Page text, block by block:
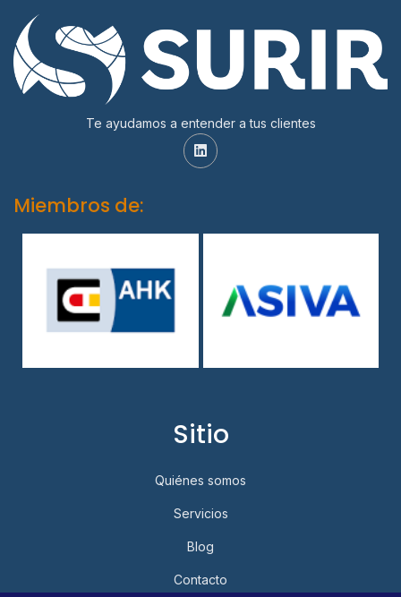
Te ayudamos a entender a tus clientes
Miembros de:
Sitio
Quiénes somos
Servicios
Blog
Contacto